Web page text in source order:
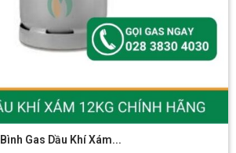
Bình Gas Dầu Khí Xám...